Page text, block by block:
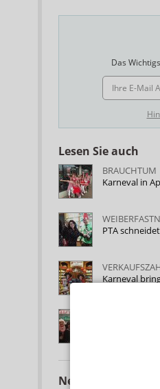
Das
E-MAIL ADRESSE
Lesen Sie auch
BRAUCHTUM
Karneval in
PTA
Karneval
Die Narren
Neuere Artikel